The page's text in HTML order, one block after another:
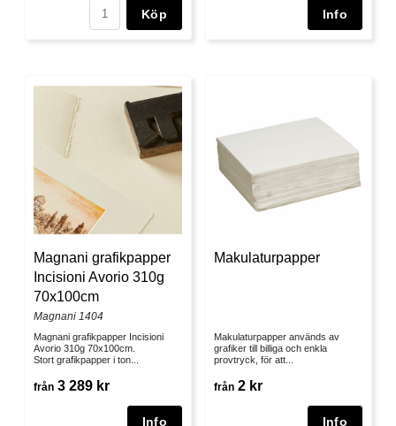
Köp
Magnani grafikpapper
Incisioni Avorio 310g
70x100cm
Magnani 1404
Magnani grafikpapper Incisioni
Avorio 310g 70x100cm.
Stort grafikpapper i ton...
från 3 289 kr
Makulaturpapper
Makulaturpapper används av
grafiker till billiga och enkla
provtryck, för att...
från 2 kr